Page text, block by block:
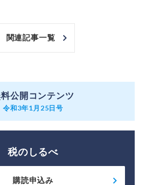
関連記事一覧
公開コンテンツ
令和3年1月25日号
税のしるべ
購読申込み